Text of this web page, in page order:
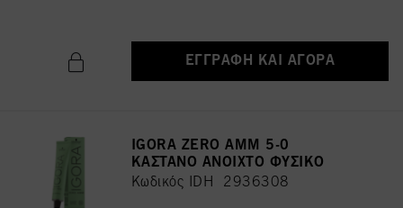
ΕΓΓΡΑΦΉ ΚΑΙ ΑΓΟΡΆ
IGORA ZERO AMM 5-0
ΚΑΣΤΑΝΟ ΑΝΟΙΧΤΟ ΦΥΣΙΚΟ
Κωδικός IDH 2936308